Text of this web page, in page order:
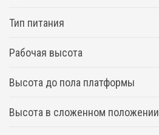
Тип питания
Рабочая высота
Высота до пола платформы
Высота в сложенном положении